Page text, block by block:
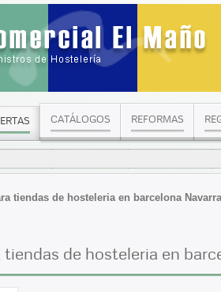
CATÁLOGOS REFORMAS
tiendas de hosteleria en barcelona Navarra
de hosteleria en